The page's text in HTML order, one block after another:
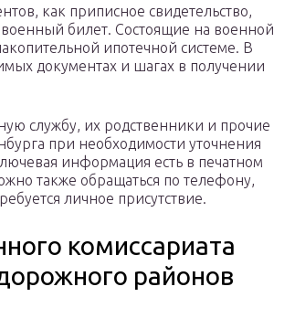
как приписное свидетельство,
билет. Состоящие на военной
ипотечной системе. В
документах и шагах в получении
службу, их родственники и прочие
при необходимости уточнения
информация есть в печатном
также обращаться по телефону,
личное присутствие.
комиссариата
районов